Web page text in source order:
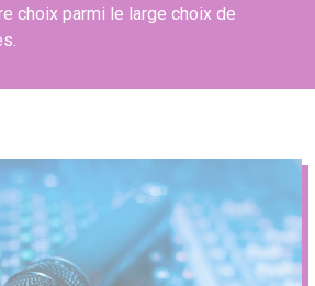
choix parmi le large choix de